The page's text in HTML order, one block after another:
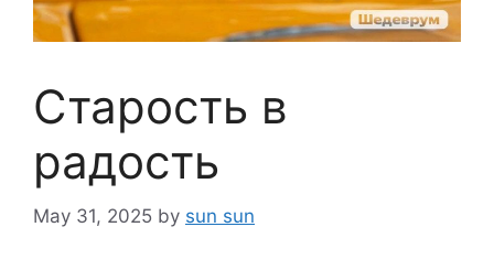
Старость в
радость
May 31, 2025 by sun sun